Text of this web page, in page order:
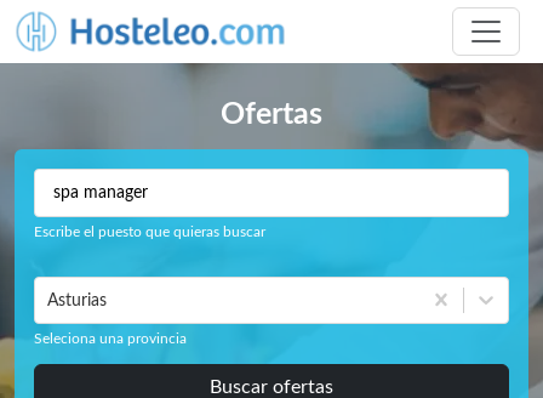
Ofertas
Escribe el puesto que quieras buscar
Asturias
Seleciona una provincia
Buscar ofertas